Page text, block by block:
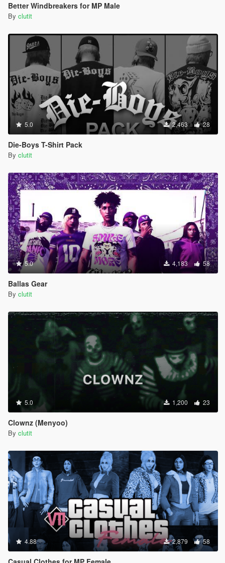
Better Windbreakers for MP Male
By clutit
5.0 2,463 28
Die-Boys T-Shirt Pack
By clutit
5.0 4,183 58
Ballas Gear
By clutit
5.0 1,200 23
Clownz (Menyoo)
By clutit
4.88 2,879 58